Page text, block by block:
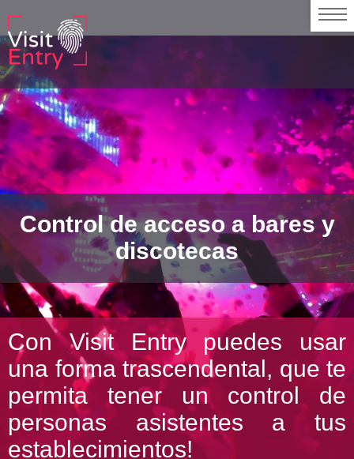
Control de acceso a bares y
discotecas
Con Visit Entry puedes usar
una forma trascendental, que te
permita tener un control de
personas asistentes a tus
establecimientos!